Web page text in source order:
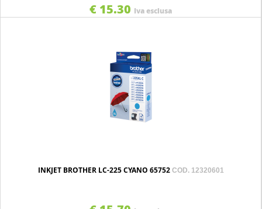
€ 15.30 Iva esclusa
INKJET BROTHER LC-225 CYANO 65752 COD. 12320601